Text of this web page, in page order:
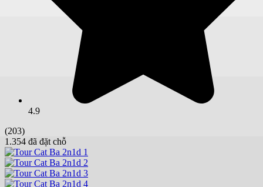
4.9
(203)
1.354 đã đặt chỗ